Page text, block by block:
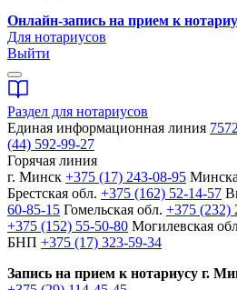
Онлайн-запись на прием к
Для нотариусов
Выйти
Раздел для нотариусов
Единая информационная линия
(44) 592-99-27
Горячая линия
г. Минск +375 (17) 243-08-95
Брестская обл. +375 (162) 52-14-57
60-85-15 Гомельская обл. +375 (232)
+375 (152) 55-50-80 Могилевская
БНП +375 (17) 323-59-34
Запись на прием к нотариусу г.